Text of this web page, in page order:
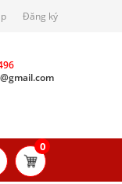
Đăng ký
0